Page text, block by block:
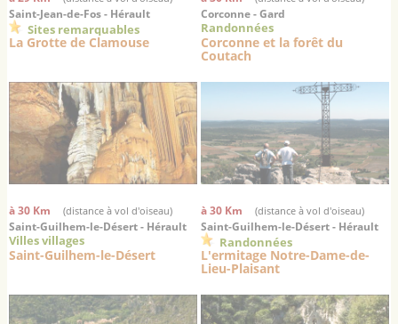
Saint-Jean-de-Fos - Hérault
Sites remarquables
La Grotte de Clamouse
Corconne - Gard
Randonnées
Corconne et la forêt du
Coutach
à 30 Km (distance à vol d'oiseau)
Saint-Guilhem-le-Désert - Hérault
Villes villages
Saint-Guilhem-le-Désert
à 30 Km (distance à vol d'oiseau)
Saint-Guilhem-le-Désert - Hérault
Randonnées
L'ermitage Notre-Dame-de-
Lieu-Plaisant